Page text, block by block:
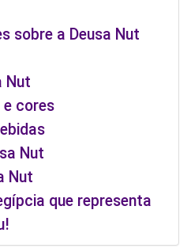
sobre a Deusa Nut
Nut
e cores
Nut
Nut
que representa